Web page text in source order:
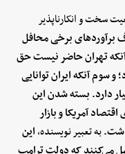
سخت و انکارناپذیر
برآوردهای برخی محافل
آنکه تهران حاضر نیست حق
سوم آنکه ایران توانایی
دارد. بسته شدن این
آمریکا و بازار
به تعبیر نویسنده،این